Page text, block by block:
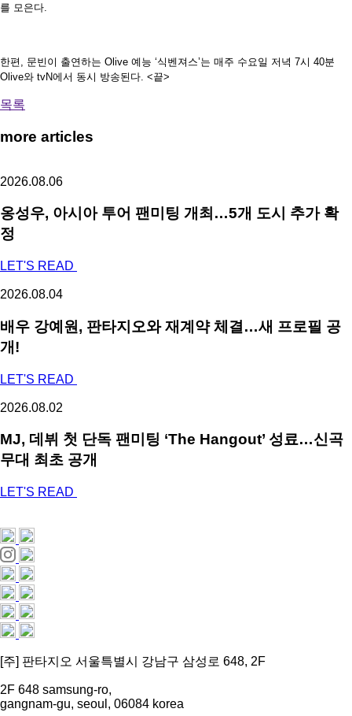
를 모은다.
한편, 문빈이 출연하는 Olive 예능 ‘식벤져스’는 매주 수요일 저녁 7시 40분
Olive와 tvN에서 동시 방송된다. <끝>
목록
more articles
2026.08.06
옹성우, 아시아 투어 팬미팅 개최…5개 도시 추가 확
정
LET'S READ
2026.08.04
배우 강예원, 판타지오와 재계약 체결…새 프로필 공
개!
LET'S READ
2026.08.02
MJ, 데뷔 첫 단독 팬미팅 ‘The Hangout’ 성료…신곡
무대 최초 공개
LET'S READ
[주] 판타지오 서울특별시 강남구 삼성로 648, 2F
2F 648 samsung-ro,
gangnam-gu, seoul, 06084 korea